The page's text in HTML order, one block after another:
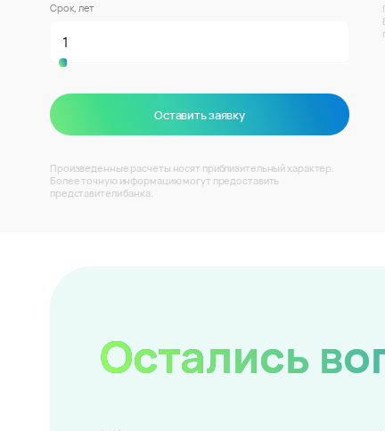
Срок, лет
Оставить заявку
Произведенные расчеты носят приблизительный характер.
Более точную информацию могут предоставить
представители банка.
Остались